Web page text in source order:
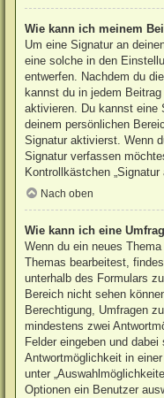
Wie kann ich meinem
Um eine Signatur an
eine solche in den
entwerfen. Nachdem du
kannst du in jedem
aktivieren. Du kannst eine
deinem persönlichen
Signatur aktivierst. Wenn
Signatur verfassen
Kontrollkästchen
Nach oben
Wie kann ich eine
Wenn du ein neues
Themas bearbeitest,
unterhalb des Formulars
Bereich nicht sehen
Berechtigung, Umfragen
mindestens zwei
Felder eingeben und
Antwortmöglichkeit in
unter
Optionen ein Benutzer